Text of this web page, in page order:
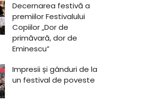
Decernarea festivă a
premiilor Festivalului
Copiilor „Dor de
primăvară, dor de
Eminescu”
Impresii și gânduri de la
un festival de poveste